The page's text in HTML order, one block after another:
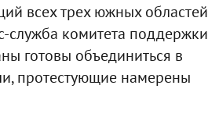
всех трех южных областей
служба комитета поддержки
готовы объединиться в
протестующие намерены